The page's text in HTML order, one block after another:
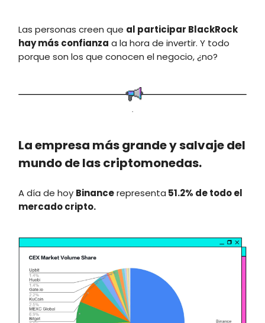
Las personas creen que al participar BlackRock
hay más confianza a la hora de invertir. Y todo
porque son los que conocen el negocio, ¿no?
.
La empresa más grande y salvaje del
mundo de las criptomonedas.
A día de hoy Binancerepresenta 51.2% de todo el
mercado cripto.